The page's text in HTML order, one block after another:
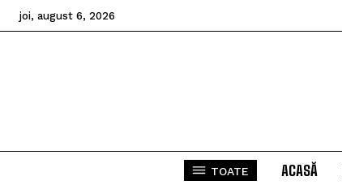
joi, august 6, 2026
TOATE ACASĂ